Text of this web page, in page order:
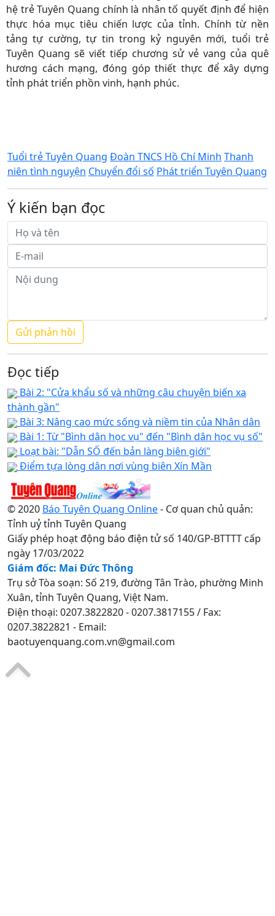
hệ trẻ Tuyên Quang chính là nhân tố quyết định để hiện
thực hóa mục tiêu chiến lược của tỉnh. Chính từ nền
tảng tự cường, tự tin trong kỷ nguyên mới, tuổi trẻ
Tuyên Quang sẽ viết tiếp chương sử vẻ vang của quê
hương cách mạng, đóng góp thiết thực để xây dựng
tỉnh phát triển phồn vinh, hạnh phúc.
Tuổi trẻ Tuyên Quang Đoàn TNCS Hồ Chí Minh Thanh
niên tình nguyện Chuyển đổi số Phát triển Tuyên Quang
Ý kiến bạn đọc
Đọc tiếp
Bài 2: "Cửa khẩu số và những câu chuyện biến xa
thành gần"
Bài 3: Nâng cao mức sống và niềm tin của Nhân dân
Bài 1: Từ "Bình dân học vụ" đến "Bình dân học vụ số"
Loạt bài: "Dẫn SỐ đến bản làng biên giới"
Điểm tựa lòng dân nơi vùng biên Xín Mần
© 2020 Báo Tuyên Quang Online- Cơ quan chủ quản:
Tỉnh uỷ tỉnh Tuyên Quang
Giấy phép hoạt động báo điện tử số 140/GP-BTTTT cấp
ngày 17/03/2022
Giám đốc: Mai Đức Thông
Trụ sở Tòa soạn: Số 219, đường Tân Trào, phường Minh
Xuân, tỉnh Tuyên Quang, Việt Nam.
Điện thoại: 0207.3822820 - 0207.3817155 / Fax:
0207.3822821 - Email:
baotuyenquang.com.vn@gmail.com